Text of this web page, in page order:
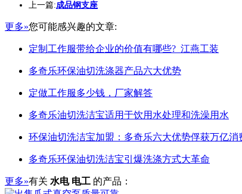
上一篇:成品钢支座
更多»您可能感兴趣的文章:
定制工作服带给企业的价值有哪些?_江燕工装
多奇乐环保油切洗涤器产品六大优势
定做工作服多少钱，厂家解答
多奇乐油切洗洁宝适用于饮用水处理和洗澡用水
环保油切洗洁宝加盟：多奇乐六大优势俘获万亿消
多奇乐环保油切洗洁宝引爆洗涤方式大革命
更多»有关 水电 电工 的产品：